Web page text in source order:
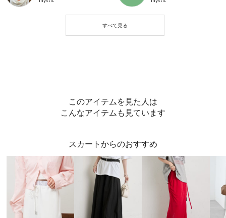
このアイテムを見た人は
こんなアイテムも見ています
スカートからのおすすめ